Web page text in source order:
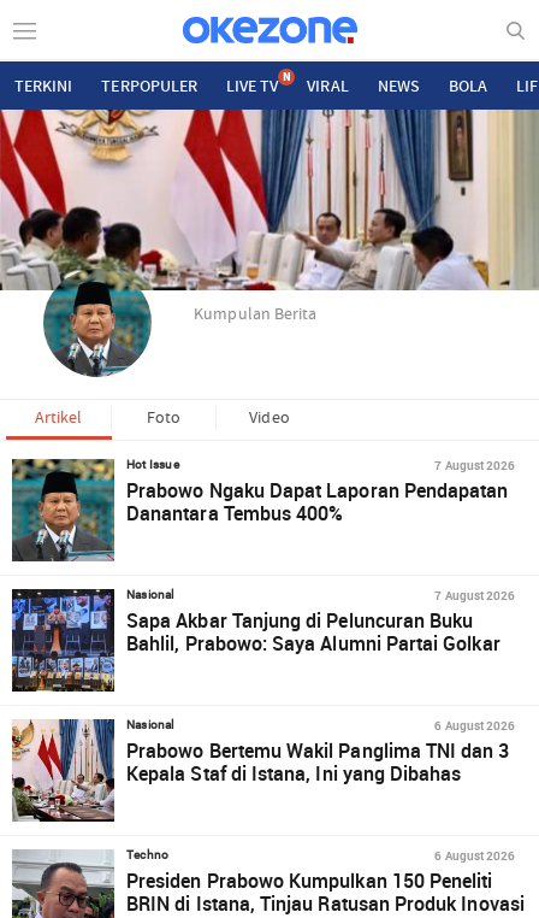
TERKINI TERPOPULER LIVE TV N VIRAL NEWS BOLA
Kumpulan Berita
Artikel Foto Video
Hot Issue 7 August 2026
Prabowo Ngaku Dapat Laporan Pendapatan
Danantara Tembus 400%
Nasional 7 August 2026
Sapa Akbar Tanjung di Peluncuran Buku
Bahlil, Prabowo: Saya Alumni Partai Golkar
Nasional 6 August 2026
Prabowo Bertemu Wakil Panglima TNI dan 3
Kepala Staf di Istana, Ini yang Dibahas
Techno 6 August 2026
Presiden Prabowo Kumpulkan 150 Peneliti
BRIN di Istana, Tinjau Ratusan Produk Inovasi